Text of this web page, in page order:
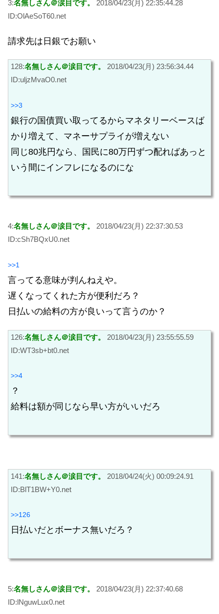
3:名無しさん＠涙目です。
2018/04/23(月) 22:35:44.28
ID:OlAeSoT60.net
請求先は日銀でお願い
128:名無しさん＠涙目です。
2018/04/23(月) 23:56:34.44
ID:uljzMvaO0.net
>>3
銀行の国債買い取ってるからマネタリーベースば
かり増えて、マネーサプライが増えない
同じ80兆円なら、国民に80万円ずつ配ればあっと
いう間にインフレになるのにな
4:名無しさん＠涙目です。
2018/04/23(月) 22:37:30.53
ID:cSh7BQxU0.net
>>1
言ってる意味が判んねえや。
遅くなってくれた方が便利だろ？
日払いの給料の方が良いって言うのか？
126:名無しさん＠涙目です。
2018/04/23(月) 23:55:55.59
ID:WT3sb+bt0.net
>>4
？
給料は額が同じなら早い方がいいだろ
141:名無しさん＠涙目です。
2018/04/24(火) 00:09:24.91
ID:BlT1BW+Y0.net
>>126
日払いだとボーナス無いだろ？
5:名無しさん＠涙目です。
2018/04/23(月) 22:37:40.68
ID:lNguwLux0.net